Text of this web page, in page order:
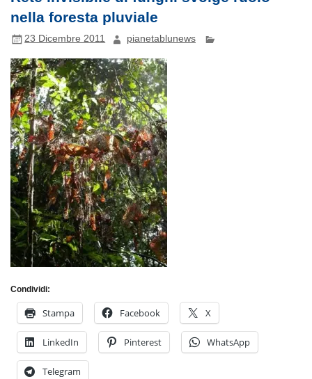
nella foresta pluviale
23 Dicembre 2011 pianetablunews
Condividi:
Stampa Facebook X
LinkedIn Pinterest WhatsApp
Telegram